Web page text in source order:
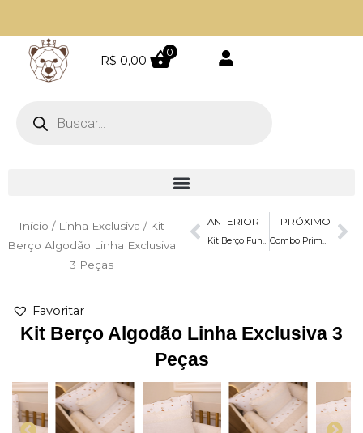
conteúdo
Parcele em até 4 vezes sem juros
R$ 0,00
0
Início / Linha Exclusiva / Kit
Berço Algodão Linha Exclusiva
3 Peças
Prev
ANTERIOR
Kit Berço Fundo do Mar Linha Exclusiva 3 Peças
PRÓXIMO
Combo Primordial 8 Peças Libélula
Favoritar
Kit Berço Algodão Linha Exclusiva 3
Peças